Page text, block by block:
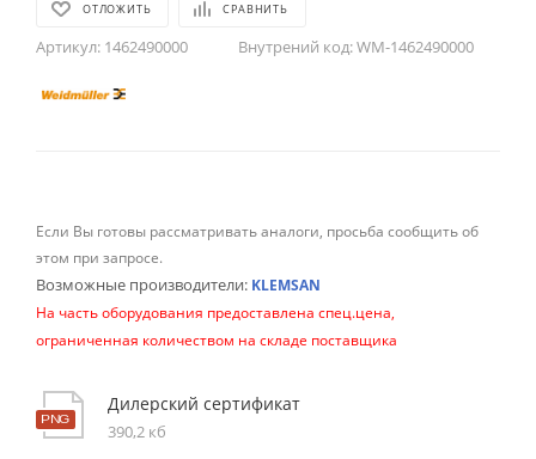
ОТЛОЖИТЬ СРАВНИТЬ
Артикул: 1462490000 Внутрений код:WM-1462490000
Если Вы готовы рассматривать аналоги, просьба сообщить об
этом при запросе.
Возможные производители: KLEMSAN
На часть оборудования предоставлена спец.цена,
ограниченная количеством на складе поставщика
Дилерский сертификат
390,2 кб